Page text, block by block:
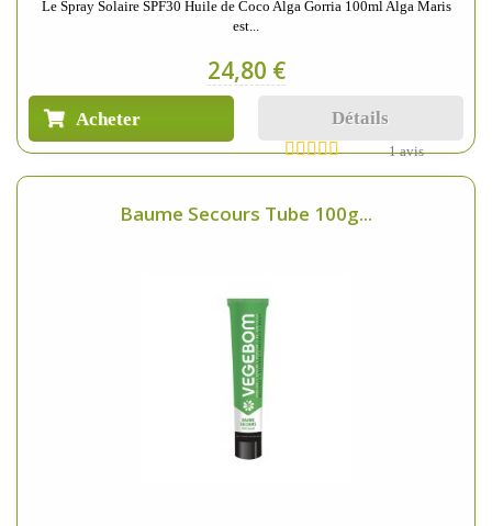
Le Spray Solaire SPF30 Huile de Coco Alga Gorria 100ml Alga Maris
est...
24,80 €
Acheter Détails
1 avis
Baume Secours Tube 100g...